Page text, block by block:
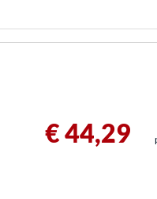
€ 44,29